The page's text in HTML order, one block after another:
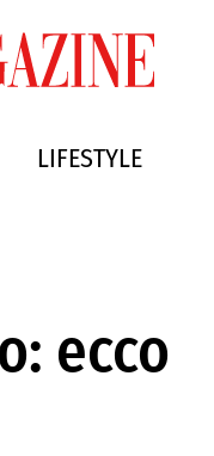
LIFESTYLE
ecco